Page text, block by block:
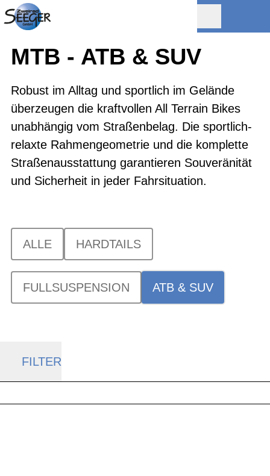
MTB - ATB & SUV
Robust im Alltag und sportlich im Gelände
überzeugen die kraftvollen All Terrain Bikes
unabhängig vom Straßenbelag. Die sportlich-
relaxte Rahmengeometrie und die komplette
Straßenausstattung garantieren Souveränität
und Sicherheit in jeder Fahrsituation.
ALLE HARDTAILS
FULLSUSPENSION ATB & SUV
FILTER